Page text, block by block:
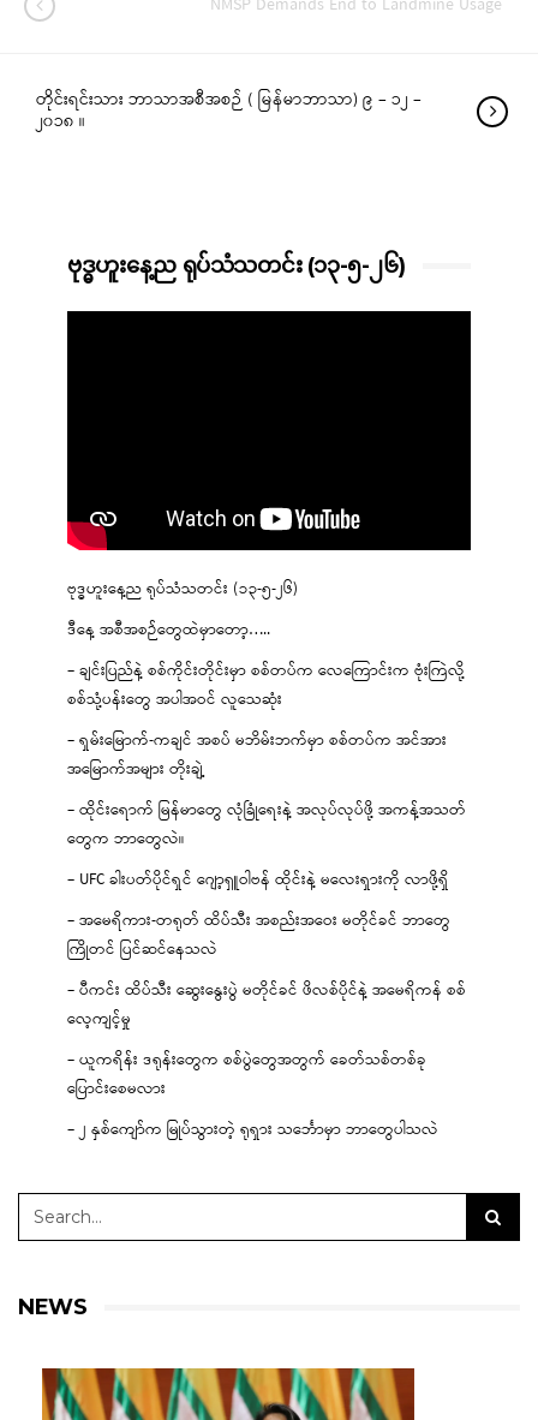
တိုင်းရင်းသား ဘာသာအစီအစဉ် ( မြန်မာဘာသာ) ၉ – ၁၂ –
၂၀၁၈ ။
ဗုဒ္ဓဟူးနေ့ည ရုပ်သံသတင်း (၁၃-၅-၂၆)
ဗုဒ္ဓဟူးနေ့ည ရုပ်သံသတင်း (၁၃-၅-၂၆)
ဒီနေ့ အစီအစဉ်တွေထဲမှာတော့…..
– ချင်းပြည်နဲ့ စစ်ကိုင်းတိုင်းမှာ စစ်တပ်က လေကြောင်းက ဗုံးကြဲလို့
စစ်သုံ့ပန်းတွေ အပါအဝင် လူသေဆုံး
– ရှမ်းမြောက်-ကချင် အစပ် မဘိမ်းဘက်မှာ စစ်တပ်က အင်အား
အမြောက်အများ တိုးချဲ့
– ထိုင်းရောက် မြန်မာတွေ လုံခြုံရေးနဲ့ အလုပ်လုပ်ဖို့ အကန့်အသတ်
တွေက ဘာတွေလဲ။
– UFC ခါးပတ်ပိုင်ရှင် ဂျော့ရှူဝါဗန် ထိုင်းနဲ့ မလေးရှားကို လာဖို့ရှိ
– အမေရိကား-တရုတ် ထိပ်သီး အစည်းအဝေး မတိုင်ခင် ဘာတွေ
ကြိုတင် ပြင်ဆင်နေသလဲ
– ပီကင်း ထိပ်သီး ဆွေးနွေးပွဲ မတိုင်ခင် ဖိလစ်ပိုင်နဲ့ အမေရိကန် စစ်
လေ့ကျင့်မှု
– ယူကရိန်း ဒရုန်းတွေက စစ်ပွဲတွေအတွက် ခေတ်သစ်တစ်ခု
ပြောင်းစေမလား
– ၂ နှစ်ကျော်က မြုပ်သွားတဲ့ ရုရှား သင်္ဘောမှာ ဘာတွေပါသလဲ
NEWS